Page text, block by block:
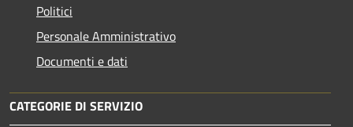
Politici
Personale Amministrativo
Documenti e dati
CATEGORIE DI SERVIZIO